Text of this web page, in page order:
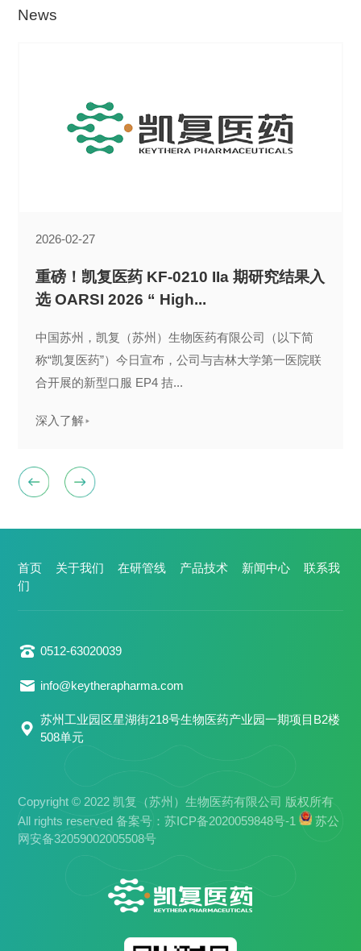
News
2026-04-27
凯复医药 KF-0210 治疗膝骨关节炎 IIa 期
积极临床结果以最高评分最新突破...
中国苏州，2026 年 4 月 27 日 —— 凯复（苏州）生物
医药有限公司（Keythera Pharmaceuticals Co., Ltd.，
以下简称"凯复医药...
深入了解
2026-02-27
重磅！凯复医药 KF-0210 IIa 期研究结果入
选 OARSI 2026 “ High...
中国苏州，凯复（苏州）生物医药有限公司（以下简
称“凯复医药”）今日宣布，公司与吉林大学第一医院联
合开展的新型口服 EP4 拮...
深入了解
2025-12-15
凯复医药 | KF-0210 在骨关节炎（OA）探
索性临床试验中取得突破性进展...
凯复医药公告：自主研发的全球首个进入临床研究阶
段、用于骨关节炎（Osteoarthritis，OA）治疗与慢性
疼痛管理的 EP4 拮抗剂...
深入了解
2024-03-01
喜讯 | 凯复医药创新药KBP-2205片临床试
验获得NMPA批准
2024年3月1日，凯复（苏州）生物医药有限公司（凯
复医药）宣布自主研发的创新药KBP-2205片的I/II期临
床试验申请获得国家药...
深入了解
2025-10-13
KF-0210 治疗膝骨关节炎II期临床试验启动
节炎的 II期临床试验已正式启动，2025年10月12日，
首例受试者已完成首次...
2023-04-29
凯复医药荣膺『2022年度中国医疗大健康
投融资荣耀榜最佳新锐奖TOP15 』...
近日，由CHC医疗咨询携手中信证券推出的【2022年
度中国医疗大健康产业投融资荣耀榜】名单重磅出
炉……
深入了解
2023-04-04
凯复医药将在2023年美国癌症研究协会年
会（AACR 2023）上公布KF-0210研...
凯复医药是一家专注于肿瘤和自身免疫疾病领域的小分
子创新药公司。今日宣布将于2023年4月14日至19日在
美国佛罗里达州奥兰多举行的...
深入了解
2023-02-07
凯复医药 | KF-0210片获批进行骨关节炎Ⅱ
期临床试验
近日，凯复（苏州）生物医药有限公司（简称：凯复医
药）自主创新的产品KF-0210片获得国家药品监督管理
局（NMPA）临床试验批...
深入了解
2022-06-21
KF-0210片与PD-L1抗体联合用药Ib期临床
试验首例患者入组
2022年6月21日，凯复（苏州）生物医药有限公司（以
下简称凯复医药）宣布
2022-03-23
凯复医药KF-0210与PD-L1单抗联合用药临
床试验获得NMPA批准
凯复（苏州）生物医药有限公司（以下简称“凯复医
药”）于2022年3月23日宣布
2021-12-29
喜讯！凯复医药斩获第十届中国创新创业
大赛总决赛第一名
科技创新，成就大业！2021年12月28日，第十届中国
创新创业大赛全国总决赛在广州高新区开幕...
2021-10-14
祝贺凯复医药以小组第一的成绩晋级第十
届中国创新创业大赛总决赛
第十届中国创新创业大赛以习近平总书记关于科技创新
的重要思想为指导，自今年六月大赛启动以来
2021-07-29
凯复荣登融资中国2020-2021年度新经济高
成长企业TOP50
2021年7月29日融资中国发布了"2020-2021年度“产业之
王”风云榜"评选结果
2021-04-22
凯复医药完成国内首例患者的首次给药
得国家药品监督管理局批准进入临床研究
深入了解
2021-03-22
凯复宣布KF-0210 临床I期完成首例患者给
药，获1亿元人民币A+轮投资...
近日，创新药物研发企业苏州凯复生物医药有限公司宣
布KF-0210的一期临床试验 (NCT04713891)在澳大利亚
2020-12-10
凯复生物荣获 2020 Venture50 新芽榜50
强
历时8个月，2020 Venture50 榜单隆重揭晓。富坤系企
业凯复生物荣获新芽榜50强....
2020-09-28
凯复生物宣布完成近亿元人民币A轮融资
布完成近亿元人民币A轮融资。此轮融资由元禾原点领
投，怀格资本、聚明创投和...
首页 关于我们 在研管线 产品技术 新闻中心
联系我
们
0512-63020039
info@keytherapharma.com
苏州工业园区星湖街218号生物医药产业园一期项目B2楼
508单元
Copyright © 2022 凯复（苏州）生物医药有限公司 版权所有
All rights reserved 备案号：苏ICP备2020059848号-1
苏公
网安备32059002005508号